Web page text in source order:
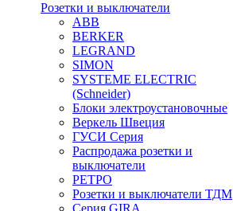
Розетки и выключатели
ABB
BERKER
LEGRAND
SIMON
SYSTEME ELECTRIC
(Schneider)
Блоки электроустановочные
Веркель Швеция
ГУСИ Серия
Распродажа розетки и
выключатели
РЕТРО
Розетки и выключатели ТДМ